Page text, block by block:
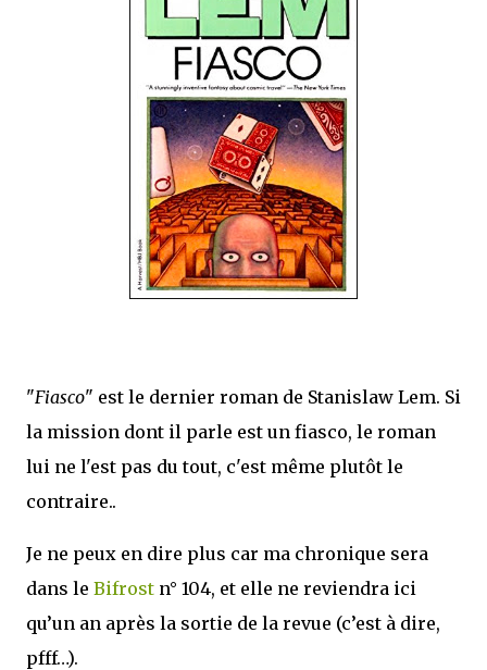
que Thomas connaissait et appréciait Olivier. Marlowe découvre une ville qu’il
ne connaissait pas, habitée par la méfiance, la peur et le rigorisme de la Ligue,
une ville pleine de mystères et de vieilles rancœurs. La Dame d...
"Fiasco" est le dernier roman de Stanislaw Lem. Si
la mission dont il parle est un fiasco, le roman
lui ne l'est pas du tout, c'est même plutôt le
contraire..
Je ne peux en dire plus car ma chronique sera
dans le Bifrost n° 104, et elle ne reviendra ici
qu’un an après la sortie de la revue (c’est à dire,
pfff…).